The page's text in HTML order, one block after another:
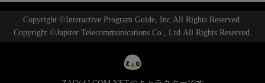
Copyright ©Interactive Program Guide, Inc.All Rights Reserved.
Copyright ©Jupiter Telecommunications Co., Ltd.All Rights Reserved.